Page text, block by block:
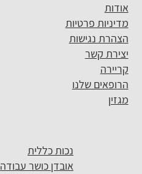
אודות
מדיניות פרטיות
הצהרת נגישות
יצירת קשר
קריירה
הרופאים שלנו
מגזין
נכות כללית
אובדן כושר עבודה